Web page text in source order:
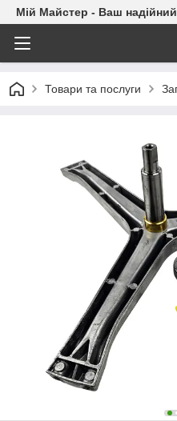
Мій Майстер - Ваш надійний
Товари та послуги